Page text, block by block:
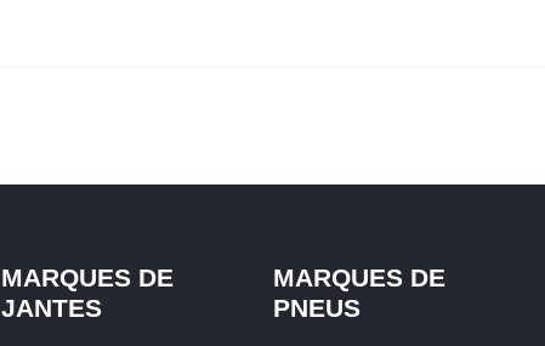
MARQUES DE
JANTES
MARQUES DE
PNEUS